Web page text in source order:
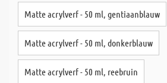
Matte acrylverf - 50 ml, gentiaanblauw
Matte acrylverf - 50 ml, donkerblauw
Matte acrylverf - 50 ml, reebruin